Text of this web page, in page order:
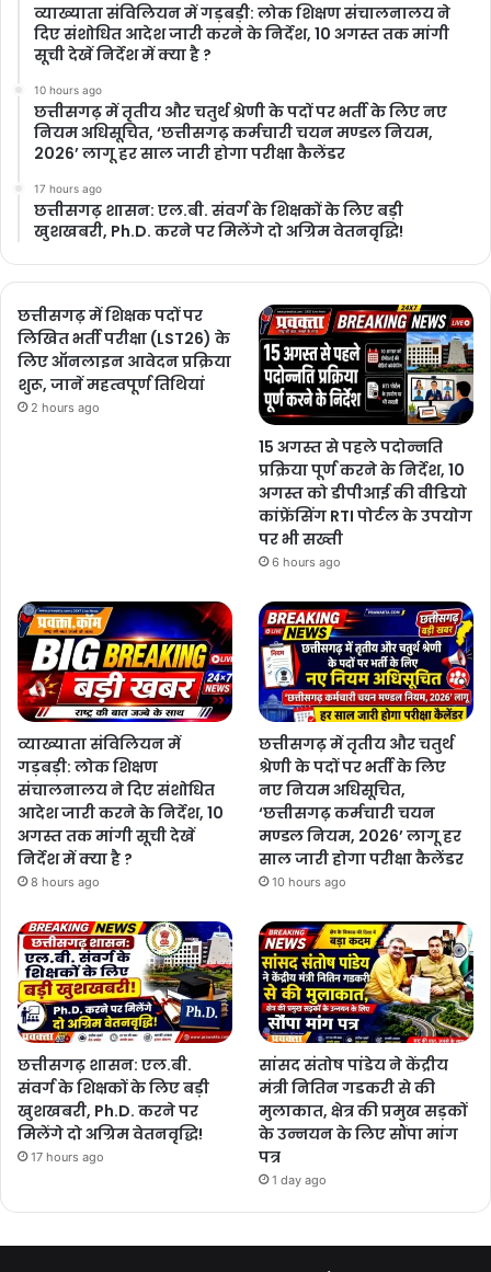
​व्याख्याता संविलियन में गड़बड़ी: लोक शिक्षण संचालनालय ने
दिए संशोधित आदेश जारी करने के निर्देश, 10 अगस्त तक मांगी
सूची देखें निर्देश में क्या है ?
10 hours ago
छत्तीसगढ़ में तृतीय और चतुर्थ श्रेणी के पदों पर भर्ती के लिए नए
नियम अधिसूचित, ‘छत्तीसगढ़ कर्मचारी चयन मण्डल नियम,
2026’ लागू हर साल जारी होगा परीक्षा कैलेंडर
17 hours ago
छत्तीसगढ़ शासन: एल.बी. संवर्ग के शिक्षकों के लिए बड़ी
खुशखबरी, Ph.D. करने पर मिलेंगे दो अग्रिम वेतनवृद्धि!
छत्तीसगढ़ में शिक्षक पदों पर
लिखित भर्ती परीक्षा (LST26) के
लिए ऑनलाइन आवेदन प्रक्रिया
शुरू, जानें महत्वपूर्ण तिथियां
2 hours ago
15 अगस्त से पहले पदोन्नति
प्रक्रिया पूर्ण करने के निर्देश, 10
अगस्त को डीपीआई की वीडियो
कांफ्रेंसिंग RTI पोर्टल के उपयोग
पर भी सख्ती
6 hours ago
​
व्याख्याता संविलियन में
गड़बड़ी: लोक शिक्षण
संचालनालय ने दिए संशोधित
आदेश जारी करने के निर्देश, 10
अगस्त तक मांगी सूची देखें
निर्देश में क्या है ?
8 hours ago
छत्तीसगढ़ में तृतीय और चतुर्थ
श्रेणी के पदों पर भर्ती के लिए
नए नियम अधिसूचित,
‘छत्तीसगढ़ कर्मचारी चयन
मण्डल नियम, 2026’ लागू हर
साल जारी होगा परीक्षा कैलेंडर
10 hours ago
छत्तीसगढ़ शासन: एल.बी.
संवर्ग के शिक्षकों के लिए बड़ी
खुशखबरी, Ph.D. करने पर
मिलेंगे दो अग्रिम वेतनवृद्धि!
17 hours ago
सांसद संतोष पांडेय ने केंद्रीय
मंत्री नितिन गडकरी से की
मुलाकात, क्षेत्र की प्रमुख सड़कों
के उन्नयन के लिए सौंपा मांग
पत्र
1 day ago